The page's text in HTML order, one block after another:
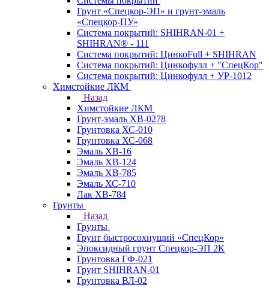
Грунт «Спецкор-ЭП» и грунт-эмаль
«Спецкор-ПУ»
Система покрытий: SHIHRAN-01 +
SHIHRAN® - 111
Система покрытий: ЦинкоFull + SHIHRAN
Система покрытий: Цинкофулл + "СпецКор"
Система покрытий: Цинкофулл + УР-1012
Химстойкие ЛКМ
Назад
Химстойкие ЛКМ
Грунт-эмаль ХВ-0278
Грунтовка ХС-010
Грунтовка ХС-068
Эмаль ХВ-16
Эмаль ХВ-124
Эмаль ХВ-785
Эмаль ХС-710
Лак ХВ-784
Грунты
Назад
Грунты
Грунт быстросохнущий «СпецКор»
Эпоксидный грунт Спецкор-ЭП 2К
Грунтовка ГФ-021
Грунт SHIHRAN-01
Грунтовка ВЛ-02